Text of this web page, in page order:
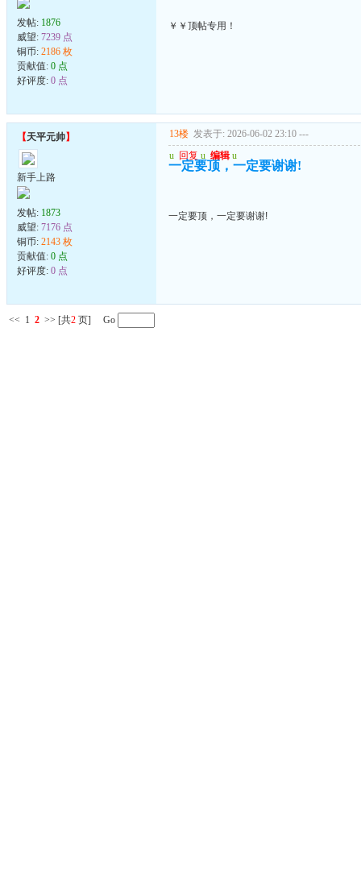
发帖: 1876
威望: 7239 点
铜币: 2186 枚
贡献值: 0 点
好评度: 0 点
￥￥顶帖专用！
【天平元帅】
新手上路
发帖: 1873
威望: 7176 点
铜币: 2143 枚
贡献值: 0 点
好评度: 0 点
13楼 发表于: 2026-06-02 23:10 ---
u 回复 u 编辑 u
一定要顶，一定要谢谢!
一定要顶，一定要谢谢!
<< 1 2 >> [共2 页] Go